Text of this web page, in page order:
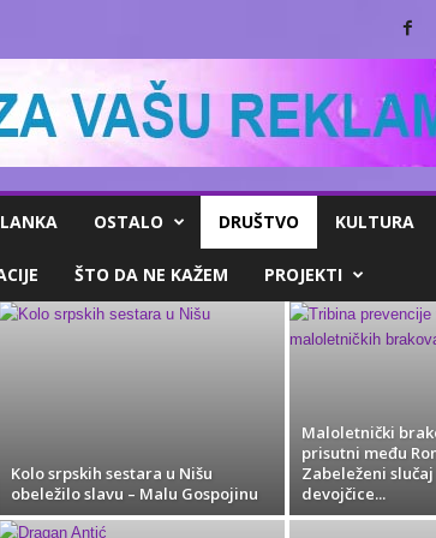
OSTALO DRUŠTVO KULTURA
ŠTO DA NE KAŽEM PROJEKTI
Kolo srpskih sestara u Nišu
obeležilo slavu – Malu Gospojinu
Maloletnički
prisutni među
Zabeleženi
devojčice...